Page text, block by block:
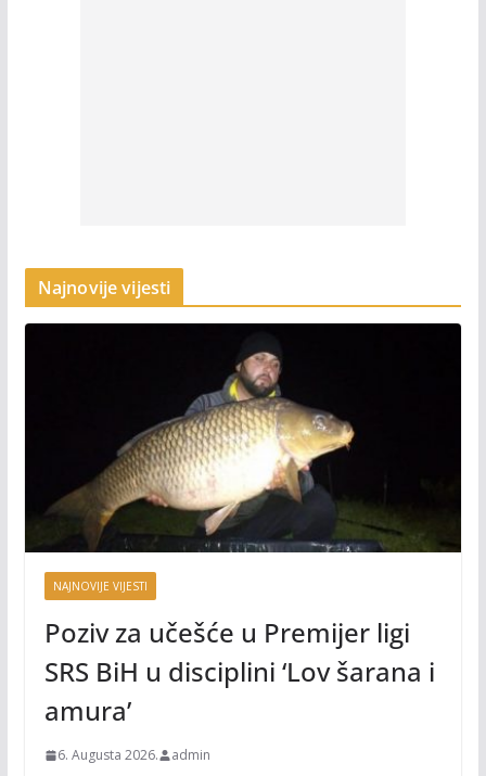
Najnovije vijesti
NAJNOVIJE VIJESTI
Poziv za učešće u Premijer ligi
SRS BiH u disciplini ‘Lov šarana i
amura’
6. Augusta 2026. admin